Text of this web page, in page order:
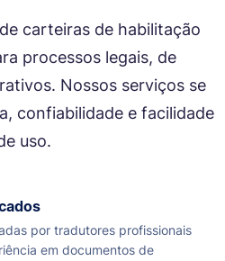
carteiras de habilitação
processos legais, de
Nossos serviços se
confiabilidade e facilidade
uso.
por tradutores profissionais
em documentos de